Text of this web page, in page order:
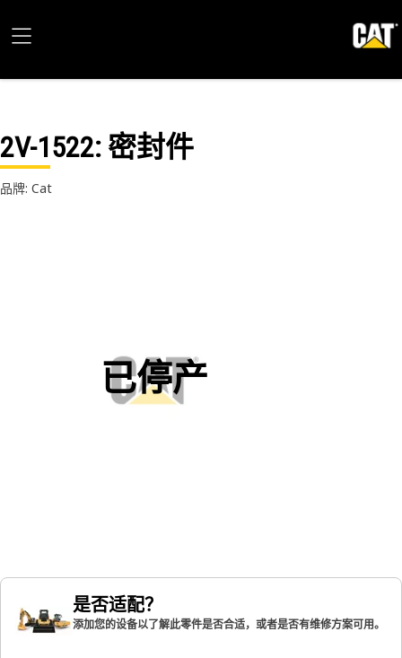
2V-1522: 密封件
品牌: Cat
已停产
是否适配？
添加您的设备以了解此零件是否合适，或者是否有维修方案可用。